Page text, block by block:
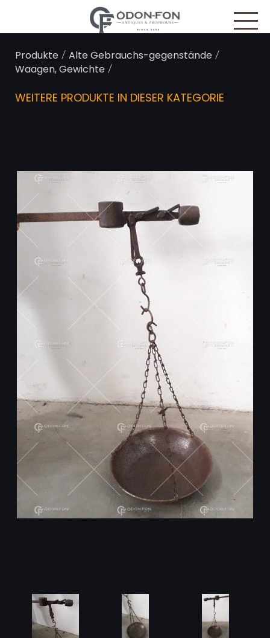
Produkte/Alte Gebrauchs-gegenstände/
Waagen, Gewichte/
WEITERE PRODUKTE IN DIESER KATEGORIE